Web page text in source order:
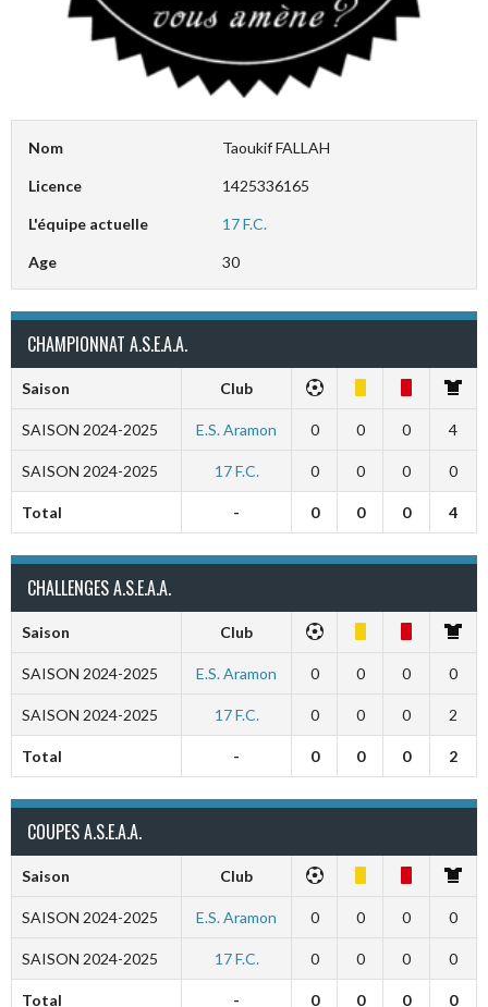
Nom Taoukif FALLAH
Licence 1425336165
L'équipe actuelle 17 F.C.
Age 30
CHAMPIONNAT A.S.E.A.A.
Saison Club
SAISON 2024-2025 E.S. Aramon 0 0 0 4
SAISON 2024-2025 17 F.C. 0 0 0 0
Total - 0 0 0 4
CHALLENGES A.S.E.A.A.
Saison Club
SAISON 2024-2025 E.S. Aramon 0 0 0 0
SAISON 2024-2025 17 F.C. 0 0 0 2
Total - 0 0 0 2
COUPES A.S.E.A.A.
Saison Club
SAISON 2024-2025 E.S. Aramon 0 0 0 0
SAISON 2024-2025 17 F.C. 0 0 0 0
Total - 0 0 0 0